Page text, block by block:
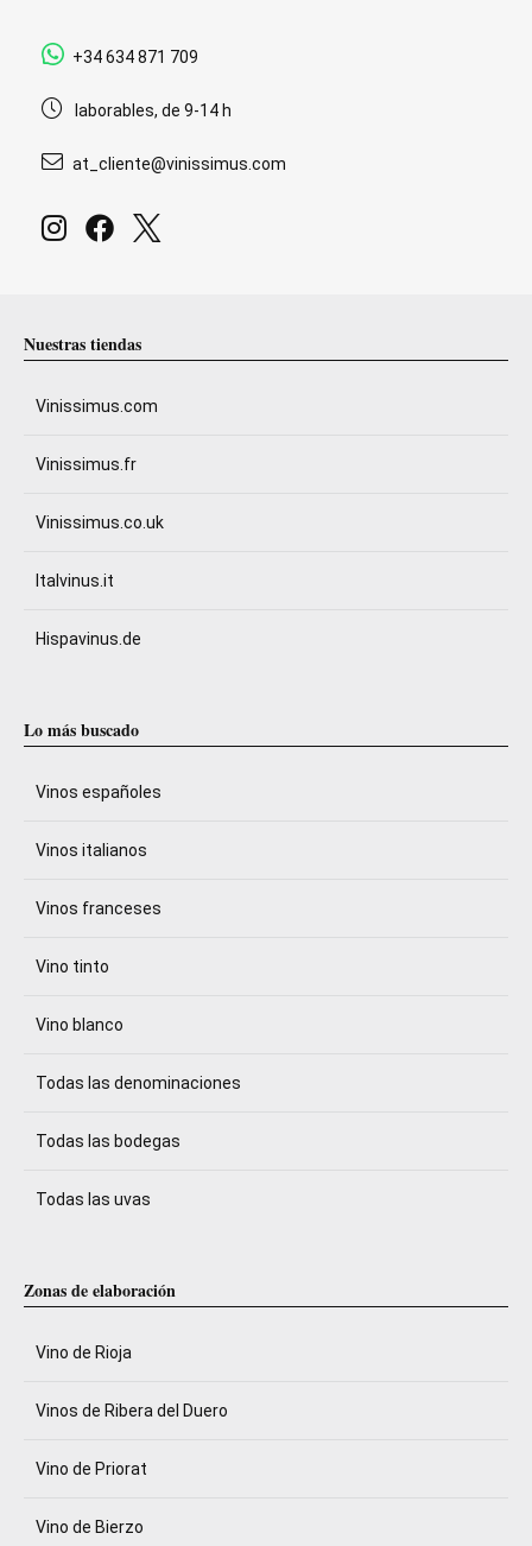
+34 634 871 709
laborables, de 9-14 h
at_cliente@vinissimus.com
Nuestras tiendas
Vinissimus.com
Vinissimus.fr
Vinissimus.co.uk
Italvinus.it
Hispavinus.de
Lo más buscado
Vinos españoles
Vinos italianos
Vinos franceses
Vino tinto
Vino blanco
Todas las denominaciones
Todas las bodegas
Todas las uvas
Zonas de elaboración
Vino de Rioja
Vinos de Ribera del Duero
Vino de Priorat
Vino de Bierzo